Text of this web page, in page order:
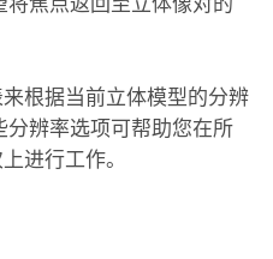
根据当前立体模型的分辨
辨率选项可帮助您在所
进行工作。